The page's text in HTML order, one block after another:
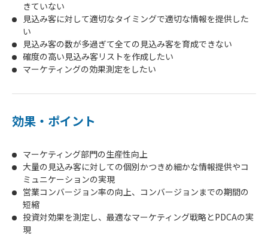
きていない
見込み客に対して適切なタイミングで適切な情報を提供した
い
見込み客の数が多過ぎて全ての見込み客を育成できない
確度の高い見込み客リストを作成したい
マーケティングの効果測定をしたい
効果・ポイント
マーケティング部門の生産性向上
大量の見込み客に対しての個別かつきめ細かな情報提供やコ
ミュニケーションの実現
営業コンバージョン率の向上、コンバージョンまでの期間の
短縮
投資対効果を測定し、最適なマーケティング戦略とPDCAの実
現